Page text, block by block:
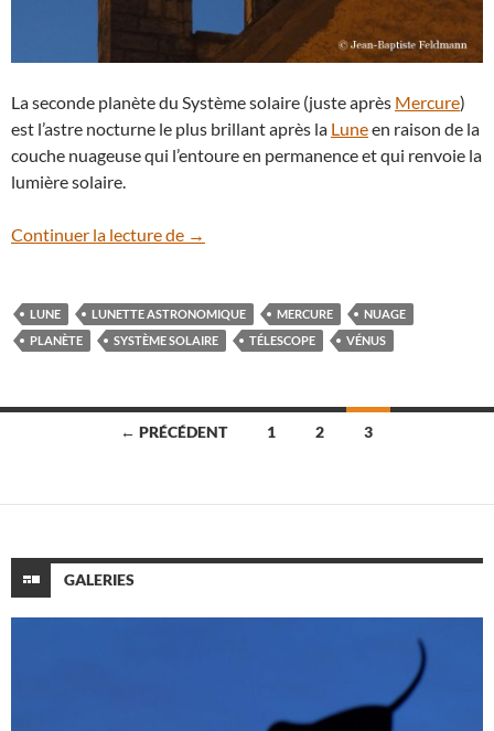
La seconde planète du Système solaire (juste après Mercure)
est l’astre nocturne le plus brillant après la Luneen raison de la
couche nuageuse qui l’entoure en permanence et qui renvoie la
lumière solaire.
Continuer la lecture de Sa majesté Vénus
→
LUNE LUNETTE ASTRONOMIQUE MERCURE
NUAGE
PLANÈTE
SYSTÈME SOLAIRE TÉLESCOPE VÉNUS
Navigation
articles
← PRÉCÉDENT 1 2 3
GALERIES